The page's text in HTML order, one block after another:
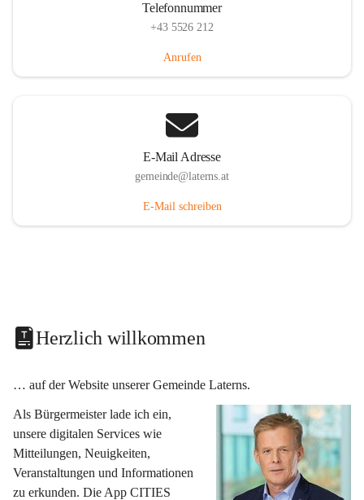
Telefonnummer
+43 5526 212
Anrufen
E-Mail Adresse
gemeinde@laterns.at
E-Mail schreiben
Herzlich willkommen
… auf der Website unserer Gemeinde Laterns.
Als Bürgermeister lade ich ein,
unsere digitalen Services wie
Mitteilungen, Neuigkeiten,
Veranstaltungen und Informationen
zu erkunden. Die App CITIES